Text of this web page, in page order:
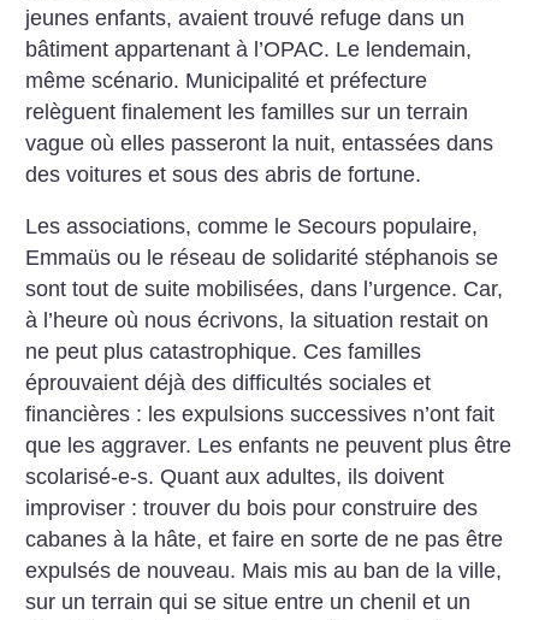
jeunes enfants, avaient trouvé refuge dans un
bâtiment appartenant à l’OPAC. Le lendemain,
même scénario. Municipalité et préfecture
relèguent finalement les familles sur un terrain
vague où elles passeront la nuit, entassées dans
des voitures et sous des abris de fortune.
Les associations, comme le Secours populaire,
Emmaüs ou le réseau de solidarité stéphanois se
sont tout de suite mobilisées, dans l’urgence. Car,
à l’heure où nous écrivons, la situation restait on
ne peut plus catastrophique. Ces familles
éprouvaient déjà des difficultés sociales et
financières : les expulsions successives n’ont fait
que les aggraver. Les enfants ne peuvent plus être
scolarisé-e-s. Quant aux adultes, ils doivent
improviser : trouver du bois pour construire des
cabanes à la hâte, et faire en sorte de ne pas être
expulsés de nouveau. Mais mis au ban de la ville,
sur un terrain qui se situe entre un chenil et un